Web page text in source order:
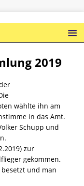
2019
wählte ihn am
in das Amt.
Schupp und
zur
gekommen.
und man